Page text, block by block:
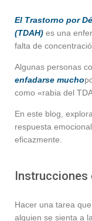
El Trastorno por
(TDAH) es una
falta de
Algunas personas
enfadarse mucho
como «rabia del
En este blog,
respuesta
eficazmente.
Instrucciones
Hacer una tarea
alguien se sienta a